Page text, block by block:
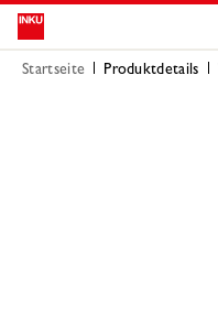
Startseite Produktdetails